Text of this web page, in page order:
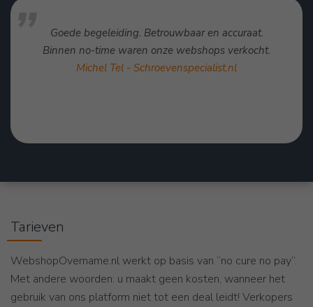
Goede begeleiding. Betrouwbaar en accuraat.
Binnen no-time waren onze webshops verkocht.
Michel Tel - Schroevenspecialist.nl
Tarieven
WebshopOvername.nl werkt op basis van “no cure no pay”.
Met andere woorden: u maakt geen kosten, wanneer het
gebruik van ons platform niet tot een deal leidt! Verkopers